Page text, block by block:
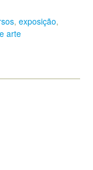
, exposição,
arte